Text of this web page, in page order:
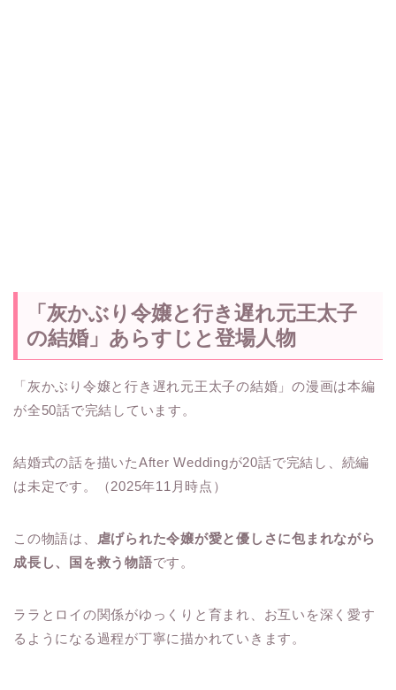
「灰かぶり令嬢と行き遅れ元王太子
の結婚」あらすじと登場人物
「灰かぶり令嬢と行き遅れ元王太子の結婚」の漫画は本編
が全50話で完結しています。
結婚式の話を描いたAfter Weddingが20話で完結し、続編
は未定です。（2025年11月時点）
この物語は、
虐げられた令嬢が愛と優しさに包まれながら
成長し、国を救う物語です。
ララとロイの関係がゆっくりと育まれ、お互いを深く愛す
るようになる過程が丁寧に描かれていきます。